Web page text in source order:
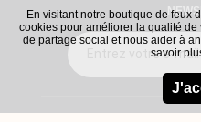
En visitant notre boutique de feux
cookies pour améliorer la qualité
de partage social et nous aider à
savoir